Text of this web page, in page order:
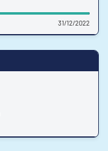
31/12/2022